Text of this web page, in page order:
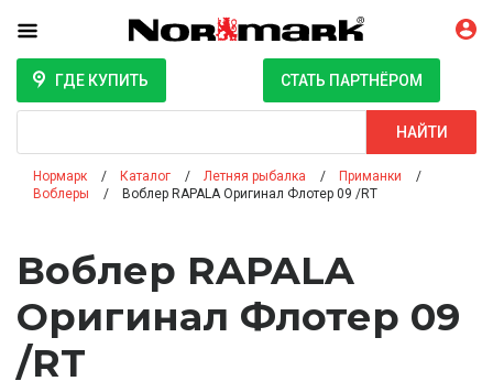
ГДЕ КУПИТЬ СТАТЬ ПАРТНЁРОМ
НАЙТИ
Нормарк Каталог Летняя рыбалка
Приманки
Воблеры
Воблер RAPALA Оригинал Флотер 09 /RT
Воблер RAPALA
Оригинал Флотер 09
/RT